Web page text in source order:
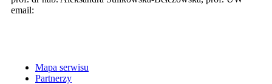
email:
Mapa serwisu
Partnerzy